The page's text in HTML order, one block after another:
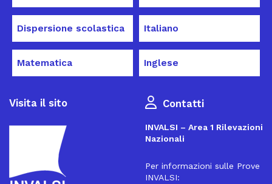
Dispersione scolastica Italiano
Matematica Inglese
Visita il sito Contatti
INVALSI – Area 1 Rilevazioni
Nazionali
Per informazioni sulle Prove
INVALSI: